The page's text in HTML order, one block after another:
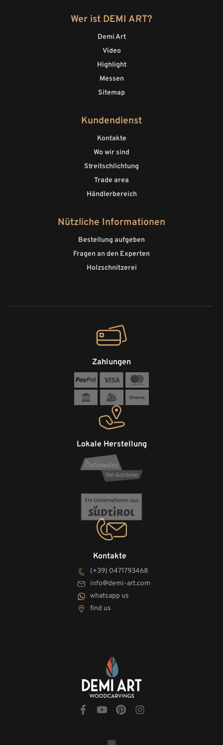
Wer ist DEMI ART?
Demi Art
Video
Highlight
Messen
Sitemap
Kundendienst
Kontakte
Wo wir sind
Streitschlichtung
Trade area
Händlerbereich
Nützliche Informationen
Bestellung aufgeben
Fragen an den Experten
Holzschnitzerei
Kontakte
(+39) 0471793468
info@demi-art.com
whatsapp us
find us
Lokale Herstellung
Zahlungen